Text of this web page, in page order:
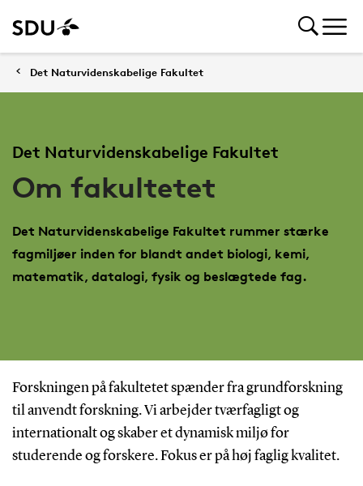
Det Naturvidenskabelige Fakultet
Det Naturvidenskabelige Fakultet
Om fakultetet
Det Naturvidenskabelige Fakultet rummer stærke
fagmiljøer inden for blandt andet biologi, kemi,
matematik, datalogi, fysik og beslægtede fag.
Forskningen på fakultetet spænder fra grundforskning
til anvendt forskning. Vi arbejder tværfagligt og
internationalt og skaber et dynamisk miljø for
studerende og forskere. Fokus er på høj faglig kvalitet.